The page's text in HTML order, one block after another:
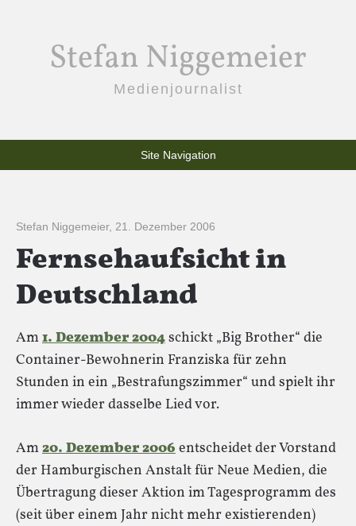
Stefan Niggemeier
Medienjournalist
Site Navigation
Stefan Niggemeier, 21. Dezember 2006
Fernsehaufsicht in
Deutschland
Am1. Dezember 2004schickt „Big Brother“ die
Container-Bewohnerin Franziska für zehn
Stunden in ein „Bestrafungszimmer“ und spielt ihr
immer wieder dasselbe Lied vor.
Am20. Dezember 2006entscheidet der Vorstand
der Hamburgischen Anstalt für Neue Medien, die
Übertragung dieser Aktion im Tagesprogramm des
(seit über einem Jahr nicht mehr existierenden)